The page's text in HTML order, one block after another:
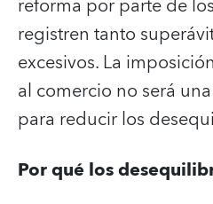
registren tanto
excesivos. La
al comercio no será
para reducir los
Por qué los